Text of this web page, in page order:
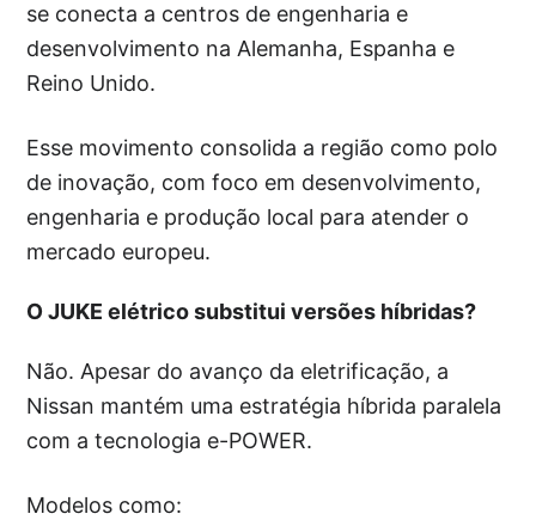
se conecta a centros de engenharia e
desenvolvimento na Alemanha, Espanha e
Reino Unido.
Esse movimento consolida a região como polo
de inovação, com foco em desenvolvimento,
engenharia e produção local para atender o
mercado europeu.
O JUKE elétrico substitui versões híbridas?
Não. Apesar do avanço da eletrificação, a
Nissan mantém uma estratégia híbrida paralela
com a tecnologia e-POWER.
Modelos como: